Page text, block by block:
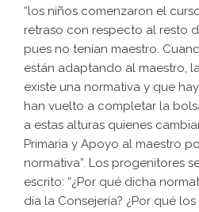
“los niños comenzaron el
retraso con respecto al resto
pues no tenían maestro.
están adaptando al maestro,
existe una normativa y que
han vuelto a completar la
a estas alturas quienes
Primaria y Apoyo al maestro
normativa”. Los progenitores
escrito: “¿Por qué dicha
día la Consejería? ¿Por qué